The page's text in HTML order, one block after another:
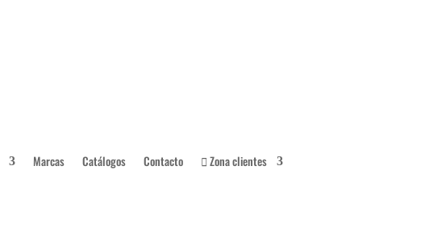
Marcas Catálogos Contacto Zona clientes